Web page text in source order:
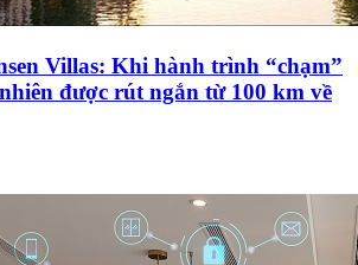
Villas: Khi hành trình “chạm”
được rút ngắn từ 100 km về